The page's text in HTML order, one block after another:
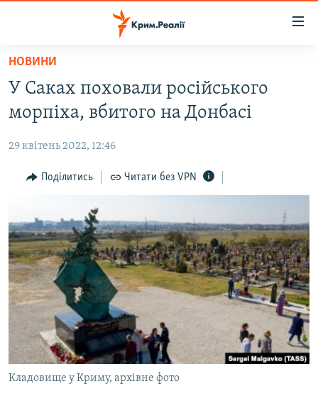
Перейти
основного
матеріалу
Перейти
до
навігації
пошуку
ВІДЕО ТА ФОТО
ПОЛІТИКА
БЛОГИ
ІНТЕРВ'Ю
ВСЕ ЗА ДЕНЬ
СПЕЦПРОЕКТИ
ДЕПОРТАЦІЯ
ВІДЕОУРОКИ «ELIFBE»
СВІДЧЕННЯ ОКУПАЦІЇ
УКРАЇНСЬКА ПРОБЛЕМА КРИМУ
ЯК ОБІЙТИ БЛОКУВАННЯ
Русский
Qırımtatar
НОВИНИ
У Саках поховали російського
морпіха, вбитого на Донбасі
29 квітень 2022, 12:46
Поділитись Читати без VPN
Кладовище у Криму, архівне фото